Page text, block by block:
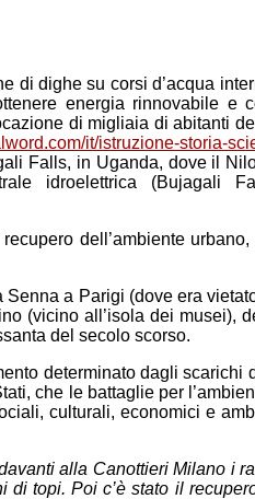
di dighe su corsi d’acqua
energia rinnovabile e
di migliaia di abitanti
it/istruzione-storia-
Falls, in Uganda, dove il
idroelettrica (Bujagali
dell’ambiente
a Parigi (dove era
(vicino all’isola dei musei),
del secolo scorso.
determinato dagli scarichi
che le battaglie per
culturali, economici e
alla Canottieri Milano i
topi. Poi c’è stato il